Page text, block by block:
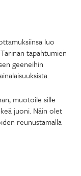
luo
tapahtumien
geeneihin
muotoile sille
juoni. Näin olet
reunustamalla